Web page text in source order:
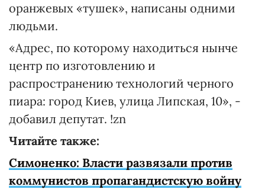
оранжевых «тушек», написаны одними
людьми.
«Адрес, по которому находиться нынче
центр по изготовлению и
распространению технологий черного
пиара: город Киев, улица Липская, 10», -
добавил депутат. !zn
Читайте также:
Симоненко: Власти развязали против
коммунистов пропагандистскую войну